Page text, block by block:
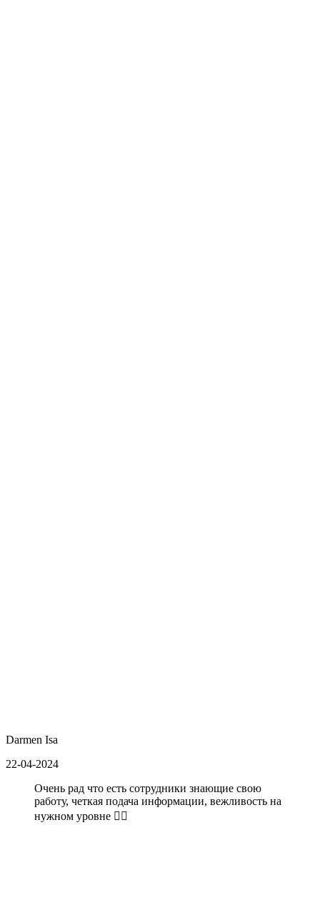
Darmen Isa
22-04-2024
Очень рад что есть сотрудники знающие свою
работу, четкая подача информации, вежливость на
нужном уровне 👌🏼